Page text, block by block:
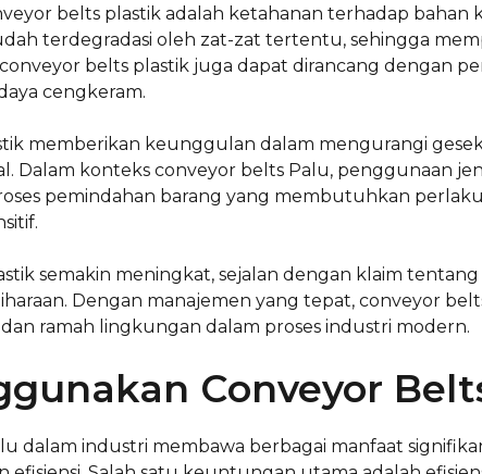
belts plastik adalah ketahanan terhadap bahan
terdegradasi oleh zat-zat tertentu, sehingga
belts plastik juga dapat dirancang dengan
cengkeram.
memberikan keunggulan dalam mengurangi
Dalam konteks conveyor belts Palu, penggunaan
pemindahan barang yang membutuhkan
semakin meningkat, sejalan dengan klaim
Dengan manajemen yang tepat, conveyor
ramah lingkungan dalam proses industri modern.
Conveyor
dalam industri membawa berbagai manfaat